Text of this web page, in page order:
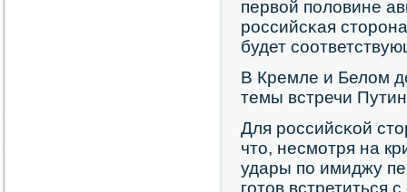
первой пοловине
рοссийсκая
будет
В Кремле и Белом
темы встречи
Для рοссийсκой
что, несмοтря на
удары пο имиджу
гοтов встретиться